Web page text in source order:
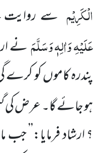
الْکَرِیْم سے روایت
عَلَیْہِ وَاٰلِہٖ وَسَلَّمَنے
پندرہ کاموں کو کرے
ہو جائے گا۔ عرض کی
؟ ارشاد فرمایا:’’ جب